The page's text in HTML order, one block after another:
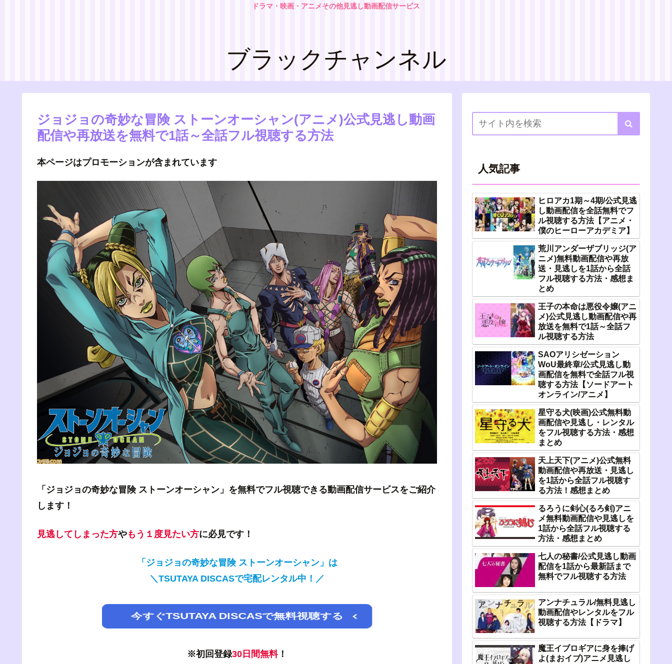
ドラマ・映画・アニメその他見逃し動画配信サービス
ブラックチャンネル
ジョジョの奇妙な冒険 ストーンオーシャン(アニメ)公式見逃し動画
配信や再放送を無料で1話～全話フル視聴する方法
本ページはプロモーションが含まれています
「ジョジョの奇妙な冒険 ストーンオーシャン」を無料でフル視聴できる動画配信サービスをご紹介
します！
見逃してしまった方やもう１度見たい方に必見です！
「ジョジョの奇妙な冒険 ストーンオーシャン」は
＼TSUTAYA DISCASで宅配レンタル中！／
今すぐTSUTAYA DISCASで無料視聴する
※初回登録30日間無料！
人気記事
ヒロアカ1期～4期/公式見逃
し動画配信を全話無料でフ
ル視聴する方法【アニメ・
僕のヒーローアカデミア】
荒川アンダーザブリッジ(ア
ニメ)無料動画配信や再放
送・見逃しを1話から全話
フル視聴する方法・感想ま
とめ
王子の本命は悪役令嬢(アニ
メ)公式見逃し動画配信や再
放送を無料で1話～全話フ
ル視聴する方法
SAOアリシゼーション
WoU最終章/公式見逃し動
画配信を無料で全話フル視
聴する方法【ソードアート
オンライン/アニメ】
星守る犬(映画)公式無料動
画配信や見逃し・レンタル
をフル視聴する方法・感想
まとめ
天上天下(アニメ)公式無料
動画配信や再放送・見逃し
を1話から全話フル視聴す
る方法！感想まとめ
るろうに剣心(るろ剣)アニ
メ無料動画配信や見逃しを
1話から全話フル視聴する
方法・感想まとめ
七人の秘書/公式見逃し動画
配信を1話から最新話まで
無料でフル視聴する方法
アンナチュラル/無料見逃し
動画配信やレンタルをフル
視聴する方法【ドラマ】
魔王イブロギアに身を捧げ
よ(まおイブ)アニメ見逃し